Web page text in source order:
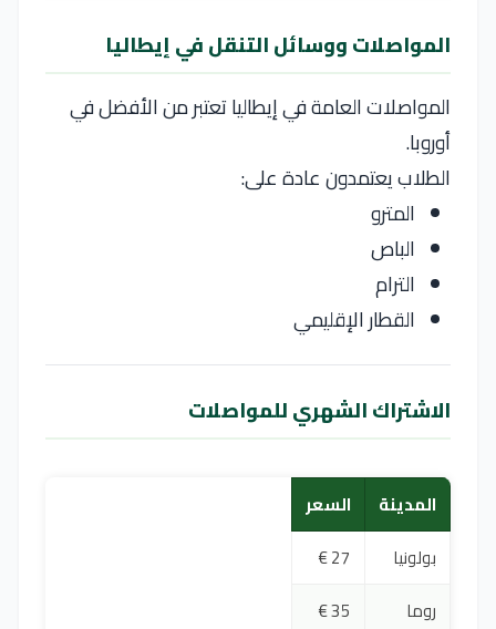
المواصلات ووسائل التنقل في إيطاليا
المواصلات العامة في إيطاليا تعتبر من الأفضل في
أوروبا.
الطلاب يعتمدون عادة على:
المترو
الباص
الترام
القطار الإقليمي
الاشتراك الشهري للمواصلات
المدينة
السعر
بولونيا
27 €
روما
35 €